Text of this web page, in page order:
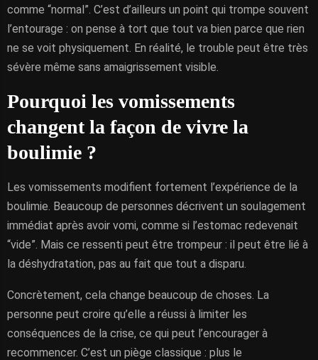
comme “normal”. C’est d’ailleurs un point qui trompe souvent
l’entourage : on pense à tort que tout va bien parce que rien
ne se voit physiquement. En réalité, le trouble peut être très
sévère même sans amaigrissement visible.
Pourquoi les vomissements
changent la façon de vivre la
boulimie ?
Les vomissements modifient fortement l’expérience de la
boulimie. Beaucoup de personnes décrivent un soulagement
immédiat après avoir vomi, comme si l’estomac redevenait
“vide”. Mais ce ressenti peut être trompeur : il peut être lié à
la déshydratation, pas au fait que tout a disparu.
Concrètement, cela change beaucoup de choses. La
personne peut croire qu’elle a réussi à limiter les
conséquences de la crise, ce qui peut l’encourager à
recommencer. C’est un piège classique : plus le